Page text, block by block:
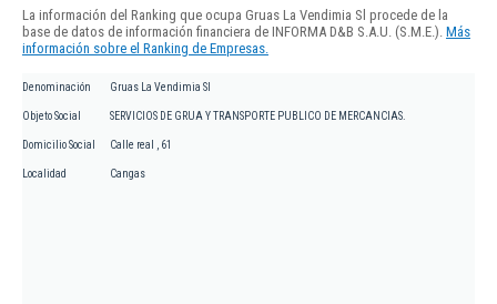
La información del Ranking que ocupa Gruas La Vendimia Sl procede de la
base de datos de información financiera de INFORMA D&B S.A.U. (S.M.E.). Más
información sobre el Ranking de Empresas.
Denominación Gruas La Vendimia Sl
Objeto Social SERVICIOS DE GRUA Y TRANSPORTE PUBLICO DE MERCANCIAS.
Domicilio Social Calle real , 61
Localidad Cangas